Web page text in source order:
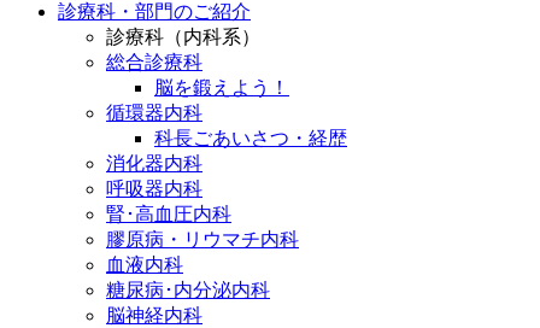
診療科・部門のご紹介
診療科（内科系）
総合診療科
脳を鍛えよう！
循環器内科
科長ごあいさつ・経歴
消化器内科
呼吸器内科
腎･高血圧内科
膠原病・リウマチ内科
血液内科
糖尿病･内分泌内科
脳神経内科